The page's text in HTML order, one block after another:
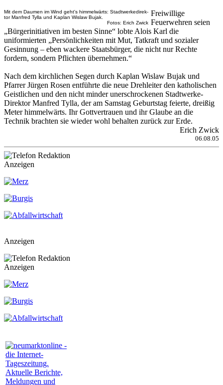
Mit dem Daumen im Wind geht's himmelwärts: Stadtwerkedirek-
tor Manfred Tylla und Kaplan Wislaw Bujak.
Fotos: Erich Zwick
Freiwillige
Feuerwehren seien
„Bürgerinitiativen im besten Sinne“ lobte Alois Karl die
uniformierten „Persönlichkeiten mit Mut, Tatkraft und sozialer
Gesinnung – eben wackere Staatsbürger, die nicht nur Rechte
fordern, sondern Pflichten übernehmen.“
Nach dem kirchlichen Segen durch Kaplan Wislaw Bujak und
Pfarrer Jürgen Rosen entführte die neue Drehleiter den katholischen
Geistlichen und den nicht minder unerschrockenen Stadtwerke-
Direktor Manfred Tylla, der am Samstag Geburtstag feierte, dreißig
Meter himmelwärts. Ihr Gottvertrauen und ihr Glaube an die
Technik brachten sie wieder wohl behalten zurück zur Erde.
Erich Zwick
06.08.05
Anzeigen
Anzeigen
Anzeigen